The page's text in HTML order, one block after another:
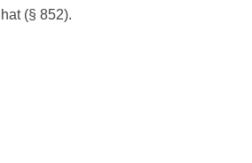
(§ 852).